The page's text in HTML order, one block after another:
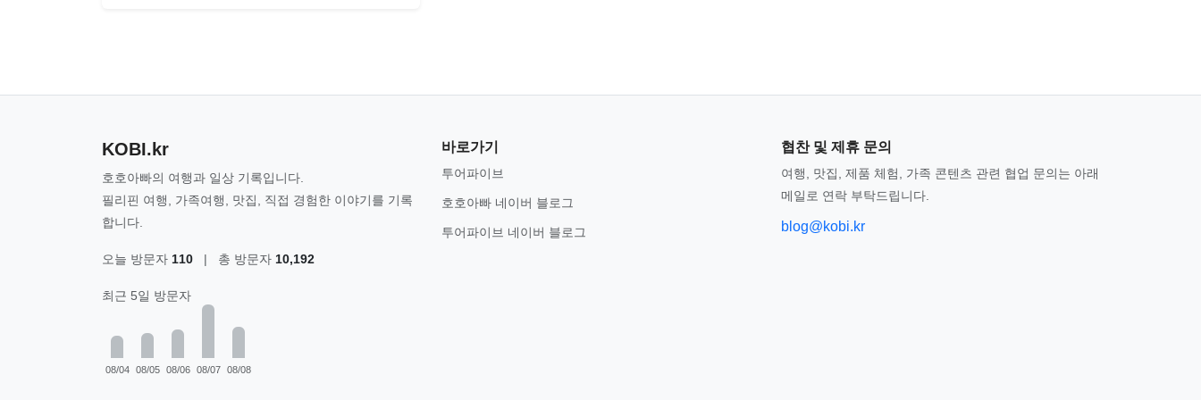
KOBI.kr
호호아빠의 여행과 일상 기록입니다.
필리핀 여행, 가족여행, 맛집, 직접 경험한 이야기를 기록
합니다.
오늘 방문자 110 | 총 방문자 10,192
최근 5일 방문자
08/04 08/05 08/06 08/07 08/08
바로가기
투어파이브
호호아빠 네이버 블로그
투어파이브 네이버 블로그
협찬 및 제휴 문의
여행, 맛집, 제품 체험, 가족 콘텐츠 관련 협업 문의는 아래
메일로 연락 부탁드립니다.
blog@kobi.kr